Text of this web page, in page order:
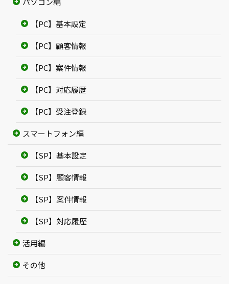
【PC】基本設定
【PC】顧客情報
【PC】案件情報
【PC】対応履歴
【PC】受注登録
スマートフォン編
【SP】基本設定
【SP】顧客情報
【SP】案件情報
【SP】対応履歴
活用編
その他